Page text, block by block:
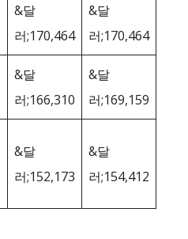
&달
러;170,464
&달
러;170,464
&달
러;166,310
&달
러;169,159
&달
러;152,173
&달
러;154,412